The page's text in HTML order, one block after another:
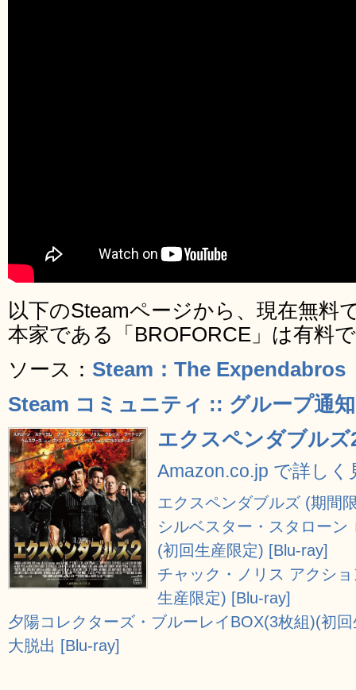
以下のSteamページから、現在無料
本家である「BROFORCE」は有料
ソース： Steam：The Expendabros
Steam コミュニティ :: グループ通
エクスペンダブル
Amazon.co.jp で詳しく
エクスペンダブルズ (期間
シルベスター・スタロー
(初回生産限定) [Blu-ray]
チャック・ノリス アクシ
生産限定) [Blu-ray]
夕陽コレクターズ・ブルーレイBOX(3枚組)(初
大脱出 [Blu-ray]